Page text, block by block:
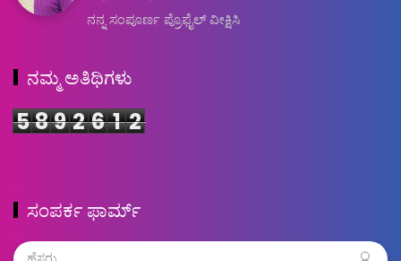
ನನ್ನ ಸಂಪೂರ್ಣ ಪ್ರೊಫೈಲ್ ವೀಕ್ಷಿಸಿ
ನಮ್ಮ ಅತಿಥಿಗಳು
589 26 1 2
ಸಂಪರ್ಕ ಫಾರ್ಮ್